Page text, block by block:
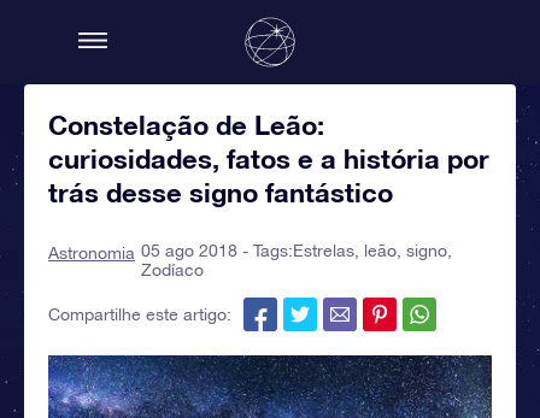
Constelação de Leão:
curiosidades, fatos e a história por
trás desse signo fantástico
Astronomia 05 ago 2018 - Tags:Estrelas leão signo
Zodíaco
Compartilhe este artigo: